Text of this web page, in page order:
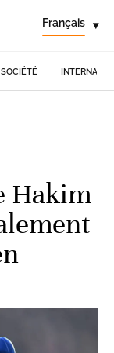
Français ▾
SOCIÉTÉ
Hakim